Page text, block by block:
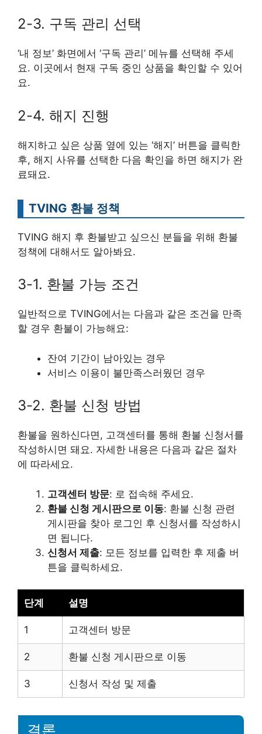
2-3. 구독 관리 선택
‘내 정보’ 화면에서 ‘구독 관리’ 메뉴를 선택해 주세
요. 이곳에서 현재 구독 중인 상품을 확인할 수 있어
요.
2-4. 해지 진행
해지하고 싶은 상품 옆에 있는 ‘해지’ 버튼을 클릭한
후, 해지 사유를 선택한 다음 확인을 하면 해지가 완
료돼요.
TVING 환불 정책
TVING 해지 후 환불받고 싶으신 분들을 위해 환불
정책에 대해서도 알아봐요.
3-1. 환불 가능 조건
일반적으로 TVING에서는 다음과 같은 조건을 만족
할 경우 환불이 가능해요:
잔여 기간이 남아있는 경우
서비스 이용이 불만족스러웠던 경우
3-2. 환불 신청 방법
환불을 원하신다면, 고객센터를 통해 환불 신청서를
작성하시면 돼요. 자세한 내용은 다음과 같은 절차
에 따라세요.
고객센터 방문: 로 접속해 주세요.
환불 신청 게시판으로 이동: 환불 신청 관련
게시판을 찾아 로그인 후 신청서를 작성하시
면 됩니다.
신청서 제출: 모든 정보를 입력한 후 제출 버
튼을 클릭하세요.
단계 설명
1 고객센터 방문
2 환불 신청 게시판으로 이동
3 신청서 작성 및 제출
결론